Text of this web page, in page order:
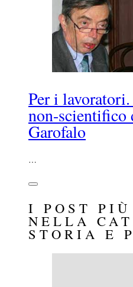
Per i
non-scientifico
Garofalo
…
I POST PIÙ
NELLA
STORIA E